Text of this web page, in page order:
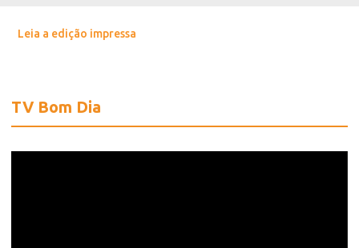
Leia a edição impressa
TV Bom Dia